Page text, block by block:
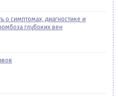
о симптомах, диагностике и
глубоких вен